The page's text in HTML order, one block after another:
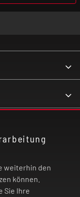
weiterhin den
können.
Sie Ihre